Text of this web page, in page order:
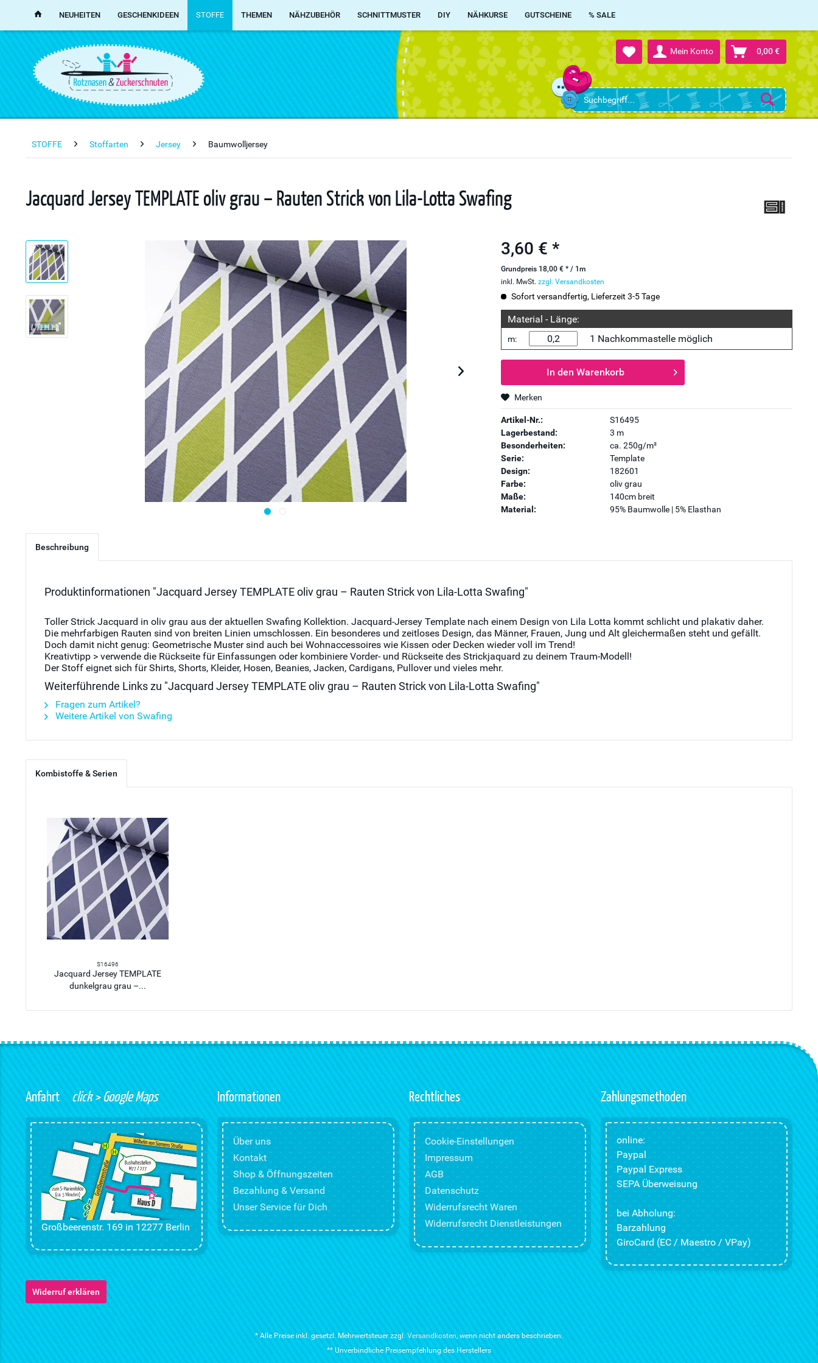
Mein Konto 0,00 €
NEUHEITEN GESCHENKIDEEN STOFFE THEMEN NÄHZUBEHÖR SCHNITTMUSTER DIY NÄHKURSE GUTSCHEINE % SALE
STOFFE Stoffarten Jersey Baumwolljersey
Jacquard Jersey TEMPLATE oliv grau – Rauten Strick von Lila-Lotta Swafing
3,60 € *
Grundpreis 18,00 € * / 1m
inkl. MwSt.zzgl. Versandkosten
Sofort versandfertig, Lieferzeit 3-5 Tage
Material - Länge:
m: 1 Nachkommastelle möglich
In den Warenkorb
Merken
Artikel-Nr.:
S16495
Lagerbestand:
3 m
Besonderheiten:
ca. 250g/m²
Serie:
Template
Design:
182601
Farbe:
oliv grau
Maße:
140cm breit
Material:
95% Baumwolle | 5% Elasthan
Beschreibung
Produktinformationen "Jacquard Jersey TEMPLATE oliv grau – Rauten Strick von Lila-Lotta Swafing"
Toller Strick Jacquard in oliv grau aus der aktuellen Swafing Kollektion. Jacquard-Jersey Template nach einem Design von Lila Lotta kommt schlicht und plakativ daher.
Die mehrfarbigen Rauten sind von breiten Linien umschlossen. Ein besonderes und zeitloses Design, das Männer, Frauen, Jung und Alt gleichermaßen steht und gefällt.
Doch damit nicht genug: Geometrische Muster sind auch bei Wohnaccessoires wie Kissen oder Decken wieder voll im Trend!
Kreativtipp > verwende die Rückseite für Einfassungen oder kombiniere Vorder- und Rückseite des Strickjaquard zu deinem Traum-Modell!
Der Stoff eignet sich für Shirts, Shorts, Kleider, Hosen, Beanies, Jacken, Cardigans, Pullover und vieles mehr.
Weiterführende Links zu "Jacquard Jersey TEMPLATE oliv grau – Rauten Strick von Lila-Lotta Swafing"
Fragen zum Artikel?
Weitere Artikel von Swafing
Kombistoffe & Serien
S16496
Jacquard Jersey TEMPLATE
dunkelgrau grau –...
Anfahrt click > Google Maps
Großbeerenstr. 169 in 12277 Berlin
Informationen
Über uns
Kontakt
Shop & Öffnungszeiten
Bezahlung & Versand
Unser Service für Dich
Rechtliches
Cookie-Einstellungen
Impressum
AGB
Datenschutz
Widerrufsrecht Waren
Widerrufsrecht Dienstleistungen
Zahlungsmethoden
online:
Paypal
Paypal Express
SEPA Überweisung
bei Abholung:
Barzahlung
GiroCard (EC / Maestro / VPay)
Widerruf erklären
* Alle Preise inkl. gesetzl. Mehrwertsteuer zzgl. Versandkosten, wenn nicht anders beschrieben.
** Unverbindliche Preisempfehlung des Herstellers